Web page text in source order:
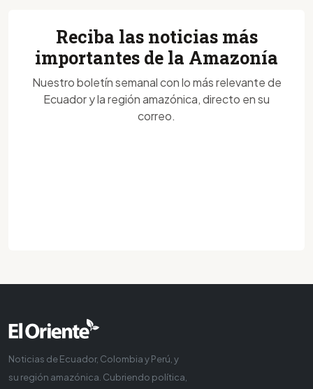
Reciba las noticias más
importantes de la Amazonía
Nuestro boletín semanal con lo más relevante de
Ecuador y la región amazónica, directo en su
correo.
Noticias de Ecuador, Colombia y Perú, y
su región amazónica. Cubriendo política,